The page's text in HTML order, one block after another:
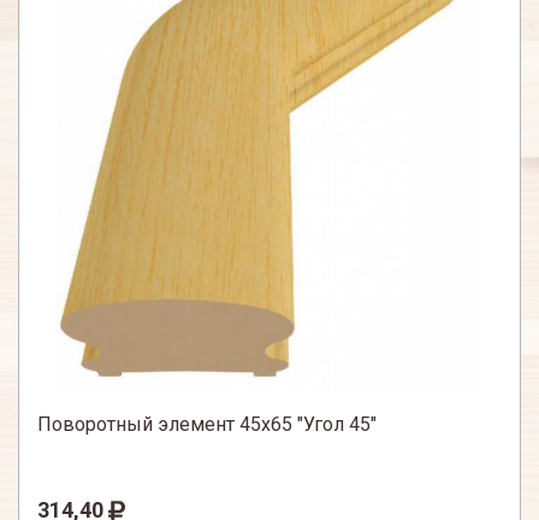
Поворотный элемент 45х65 "Угол 45"
314,40